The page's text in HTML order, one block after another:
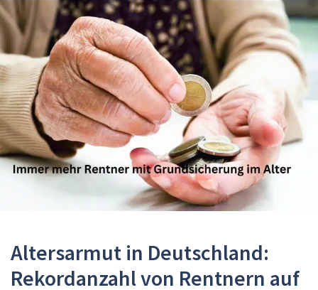
Altersarmut in Deutschland:
Rekordanzahl von Rentnern auf